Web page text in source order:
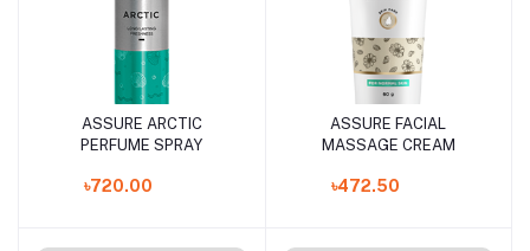
Add to cart
ASSURE ARCTIC
PERFUME SPRAY
৳720.00
Add to cart
ASSURE FACIAL
MASSAGE CREAM
৳472.50